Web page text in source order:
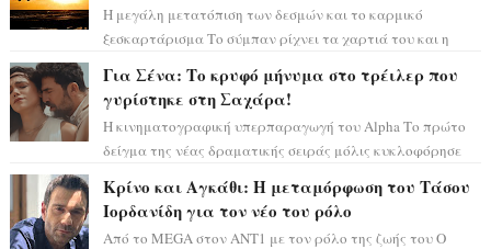
Η μεγάλη μετατόπιση των δεσμών και το καρμικό
ξεσκαρτάρισμα Το σύμπαν ρίχνει τα χαρτιά του και η
Για Σένα: Το κρυφό μήνυμα στο τρέιλερ που
γυρίστηκε στη Σαχάρα!
Η κινηματογραφική υπερπαραγωγή του Alpha Το πρώτο
δείγμα της νέας δραματικής σειράς μόλις κυκλοφόρησε
Κρίνο και Αγκάθι: Η μεταμόρφωση του Τάσου
Ιορδανίδη για τον νέο του ρόλο
Από το MEGA στον ΑΝΤ1 με τον ρόλο της ζωής του Ο